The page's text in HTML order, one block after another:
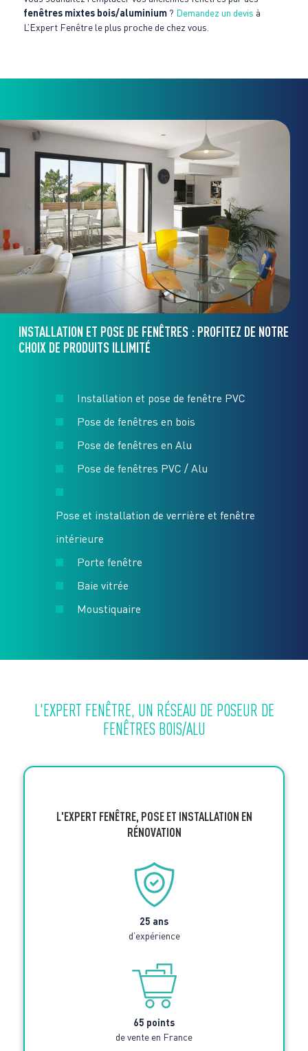
fenêtres mixtes bois/aluminium? Demandez un devis à
L’Expert Fenêtre le plus proche de chez vous.
INSTALLATION ET POSE DE FENÊTRES : PROFITEZ DE NOTRE
CHOIX DE PRODUITS ILLIMITÉ
Installation et pose de fenêtre PVC
Pose de fenêtres en bois
Pose de fenêtres en Alu
Pose de fenêtres PVC / Alu
Pose et installation de verrière et fenêtre
intérieure
Porte fenêtre
Baie vitrée
Moustiquaire
L'EXPERT FENÊTRE, UN RÉSEAU DE POSEUR DE
FENÊTRES BOIS/ALU
L'EXPERT FENÊTRE, POSE ET INSTALLATION EN
RÉNOVATION
25 ans
d’expérience
65 points
de vente en France